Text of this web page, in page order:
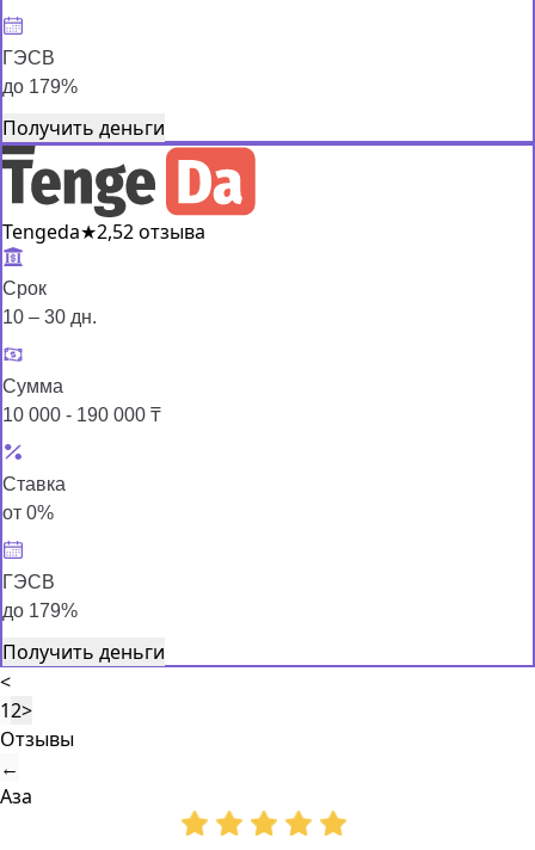
ГЭСВ
до 179%
Получить деньги
Tengeda★2,52 отзыва
Срок
10 – 30 дн.
Сумма
10 000 - 190 000 ₸
Ставка
от 0%
ГЭСВ
до 179%
Получить деньги
<
12>
Отзывы
←
Аза